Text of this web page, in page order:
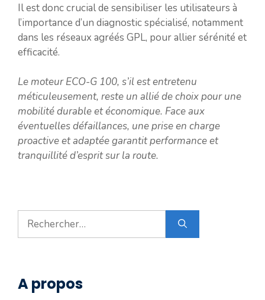
Il est donc crucial de sensibiliser les utilisateurs à
l’importance d’un diagnostic spécialisé, notamment
dans les réseaux agréés GPL, pour allier sérénité et
efficacité.
Le moteur ECO-G 100, s’il est entretenu
méticuleusement, reste un allié de choix pour une
mobilité durable et économique. Face aux
éventuelles défaillances, une prise en charge
proactive et adaptée garantit performance et
tranquillité d’esprit sur la route.
Rechercher :
A propos